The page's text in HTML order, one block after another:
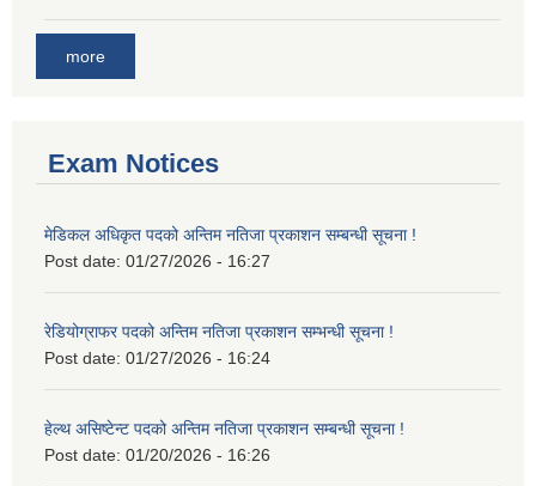
more
Exam Notices
मेडिकल अधिकृत पदको अन्तिम नतिजा प्रकाशन सम्बन्धी सूचना !
Post date: 01/27/2026 - 16:27
रेडियोग्राफर पदको अन्तिम नतिजा प्रकाशन सम्भन्धी सूचना !
Post date: 01/27/2026 - 16:24
हेल्थ असिष्टेन्ट पदको अन्तिम नतिजा प्रकाशन सम्बन्धी सूचना !
Post date: 01/20/2026 - 16:26